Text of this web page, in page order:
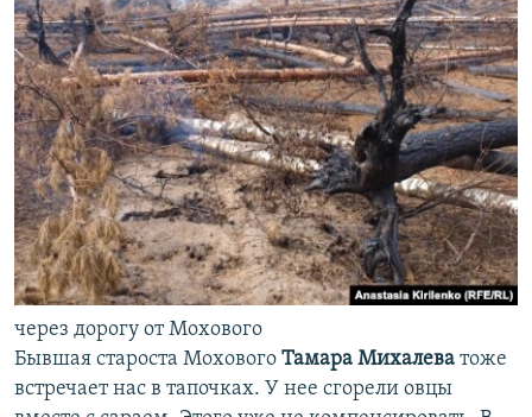
через дорогу от Мохового
Бывшая староста Мохового Тамара Михалева тоже
встречает нас в тапочках. У нее сгорели овцы